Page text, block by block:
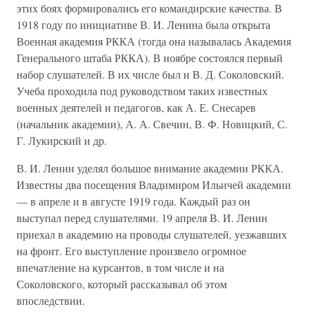
этих боях формировались его командирские качества. В
1918 году по инициативе В. И. Ленина была открыта
Военная академия РККА (тогда она называлась Академия
Генерального штаба РККА). В ноябре состоялся первый
набор слушателей. В их числе был и В. Д. Соколовский.
Учеба проходила под руководством таких известных
военных деятелей и педагогов, как А. Е. Снесарев
(начальник академии), А. А. Свечин, В. Ф. Новицкий, С.
Г. Лукирский и др.
В. И. Ленин уделял большое внимание академии РККА.
Известны два посещения Владимиром Ильичей академии
— в апреле и в августе 1919 года. Каждый раз он
выступал перед слушателями. 19 апреля В. И. Ленин
приехал в академию на проводы слушателей, уезжавших
на фронт. Его выступление произвело огромное
впечатление на курсантов, в том числе и на
Соколовского, который рассказывал об этом
впоследствии.